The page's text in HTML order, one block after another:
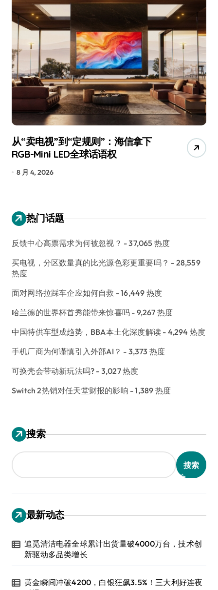
从“卖电视”到“定规则”：海信拿下
RGB-Mini LED全球话语权
8 月 4, 2026
热门话题
反馈中心高票需求为何被忽视？ - 37,065 热度
买电视，分区数量真的比光源色彩更重要吗？ - 28,559
热度
面对网络拉踩车企应如何自救 - 16,449 热度
哈兰德的世界杯首秀能带来惊喜吗 - 9,267 热度
中国特供车型成趋势，BBA本土化深度解读 - 4,294 热度
手机厂商为何谨慎引入外部AI？ - 3,373 热度
可换壳会带动新玩法吗? - 3,027 热度
Switch 2热销对任天堂财报的影响 - 1,389 热度
搜索
搜索
最新动态
追觅清洁电器全球累计出货量破4000万台，技术创
新驱动多品类增长
黄金瞬间冲破4200，白银狂飙3.5%！三大利好连夜